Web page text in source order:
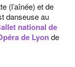
(l’aînée) et de
danseuse au
national de
de Lyonde